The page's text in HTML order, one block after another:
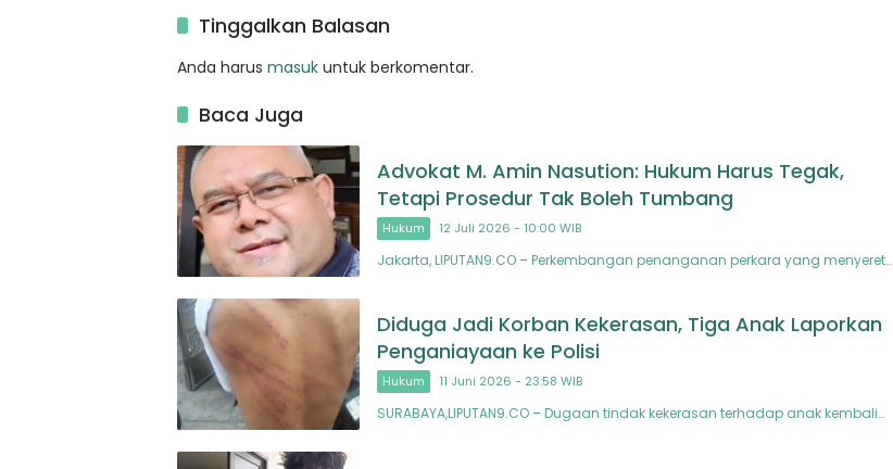
Tinggalkan Balasan
Anda harus masuk untuk berkomentar.
Baca Juga
Advokat M. Amin Nasution: Hukum Harus Tegak,
Tetapi Prosedur Tak Boleh Tumbang
Hukum 12 Juli 2026 - 10:00 WIB
Jakarta, LIPUTAN9.CO – Perkembangan penanganan perkara yang menyeret…
Diduga Jadi Korban Kekerasan, Tiga Anak Laporkan
Penganiayaan ke Polisi
Hukum 11 Juni 2026 - 23:58 WIB
SURABAYA,LIPUTAN9.CO – Dugaan tindak kekerasan terhadap anak kembali…